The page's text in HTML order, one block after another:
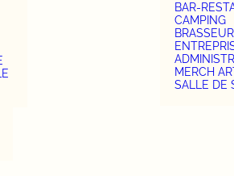
BAR-
CAMPING
MERCH
SALLE DE